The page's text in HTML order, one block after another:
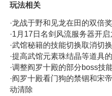
玩法相关
·龙战于野和见龙在田的双倍
·1月17日名剑风流服务器开
·武馆秘籍的技能切换取消切
·提高武馆元素珠结晶等道具
·调整阎罗十殿的部分boss技
·阎罗十殿看门狗的禁锢和宋
动清除